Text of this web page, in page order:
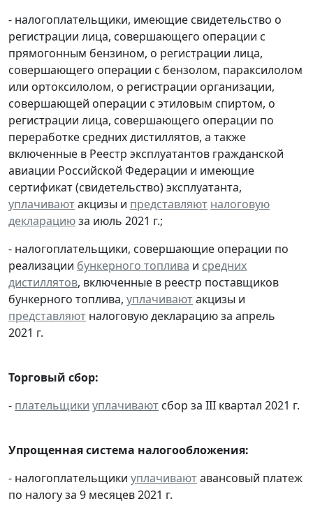
- налогоплательщики, имеющие свидетельство о
регистрации лица, совершающего операции с
прямогонным бензином, о регистрации лица,
совершающего операции с бензолом, параксилолом
или ортоксилолом, о регистрации организации,
совершающей операции с этиловым спиртом, о
регистрации лица, совершающего операции по
переработке средних дистиллятов, а также
включенные в Реестр эксплуатантов гражданской
авиации Российской Федерации и имеющие
сертификат (свидетельство) эксплуатанта,
уплачиваютакцизы и представляют налоговую
декларациюза июль 2021 г.;
- налогоплательщики, совершающие операции по
реализации бункерного топлива и средних
дистиллятов, включенные в реестр поставщиков
бункерного топлива, уплачиваютакцизы и
представляют налоговую декларацию за апрель
2021 г.
Торговый сбор:
- плательщики уплачивают сбор за III квартал 2021 г.
Упрощенная система налогообложения:
- налогоплательщики уплачиваютавансовый платеж
по налогу за 9 месяцев 2021 г.